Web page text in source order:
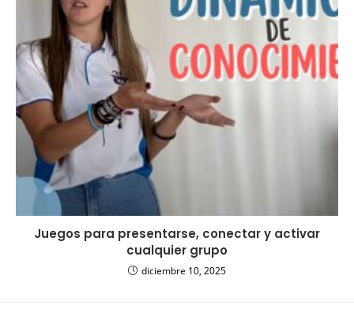
Juegos para presentarse, conectar y activar
cualquier grupo
diciembre 10, 2025